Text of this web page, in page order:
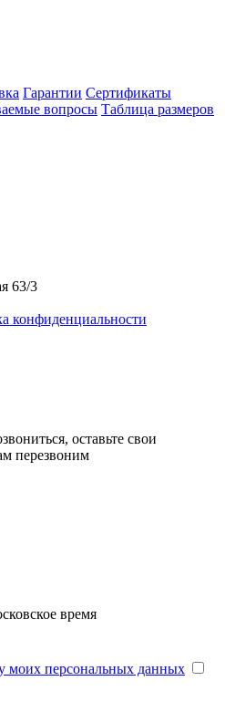
Гарантии Сертификаты
вопросы Таблица размеров
63/3
конфиденциальности
оставьте свои
перезвоним
время
моих персональных данных